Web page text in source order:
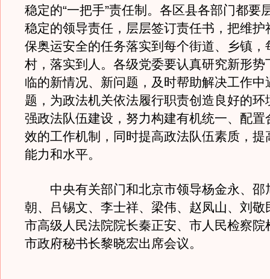
稳定的“一把手”责任制。各区县各部门都要
稳定的领导责任，层层签订责任书，把维护
保奥运安全的任务落实到每个街道、乡镇，
村，落实到人。各级党委要认真研究新形势
临的新情况、新问题，及时帮助解决工作中
题，为政法机关依法履行职责创造良好的环
强政法队伍建设，努力构建有机统一、配置
效的工作机制，同时提高政法队伍素质，提
能力和水平。
中央有关部门和北京市领导杨金永、邵
朝、吕锡文、李士祥、梁伟、赵凤山、刘敬
市高级人民法院院长秦正安、市人民检察院
市政府秘书长黎晓宏出席会议。